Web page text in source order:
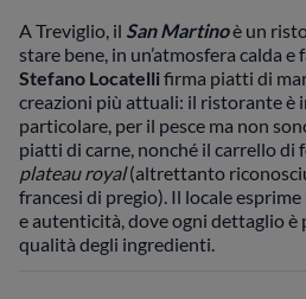
A Treviglio, il San Martinoè un
stare bene, in un’atmosfera calda e
Stefano Locatellifirma piatti di
creazioni più attuali: il ristorante è
particolare, per il pesce ma non
piatti di carne, nonché il carrello di
plateau royal(altrettanto
francesi di pregio). Il locale
e autenticità, dove ogni dettaglio è
qualità degli ingredienti.